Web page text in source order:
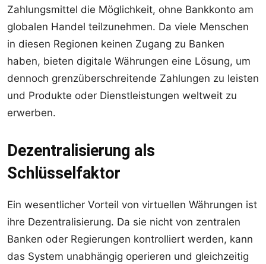
Zahlungsmittel die Möglichkeit, ohne Bankkonto am
globalen Handel teilzunehmen. Da viele Menschen
in diesen Regionen keinen Zugang zu Banken
haben, bieten digitale Währungen eine Lösung, um
dennoch grenzüberschreitende Zahlungen zu leisten
und Produkte oder Dienstleistungen weltweit zu
erwerben.
Dezentralisierung als
Schlüsselfaktor
Ein wesentlicher Vorteil von virtuellen Währungen ist
ihre Dezentralisierung. Da sie nicht von zentralen
Banken oder Regierungen kontrolliert werden, kann
das System unabhängig operieren und gleichzeitig